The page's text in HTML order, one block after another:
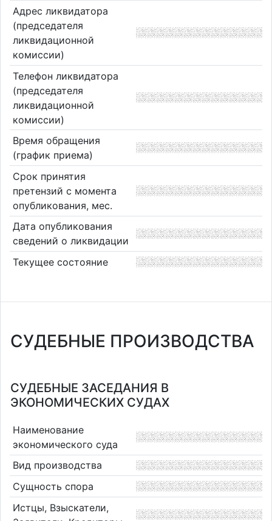
Адрес ликвидатора
(председателя
ликвидационной
комиссии)
Телефон ликвидатора
(председателя
ликвидационной
комиссии)
Время обращения
(график приема)
Срок принятия
претензий с момента
опубликования, мес.
Дата опубликования
сведений о ликвидации
Текущее состояние
СУДЕБНЫЕ ПРОИЗВОДСТВА
СУДЕБНЫЕ ЗАСЕДАНИЯ В
ЭКОНОМИЧЕСКИХ СУДАХ
Наименование
экономического суда
Вид производства
Сущность спора
Истцы, Взыскатели,